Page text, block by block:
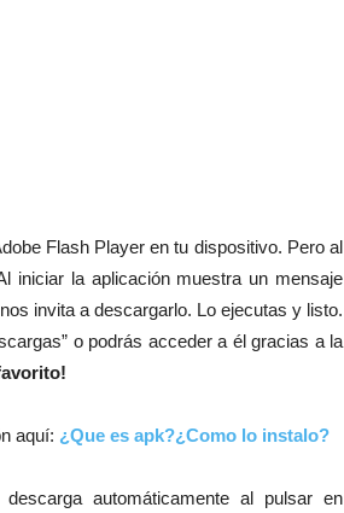
Flash Player en tu dispositivo. Pero al
iniciar la aplicación muestra un mensaje
invita a descargarlo. Lo ejecutas y listo.
o podrás acceder a él gracias a la
aquí: ¿Que es apk?¿Como lo instalo?
descarga automáticamente al pulsar en